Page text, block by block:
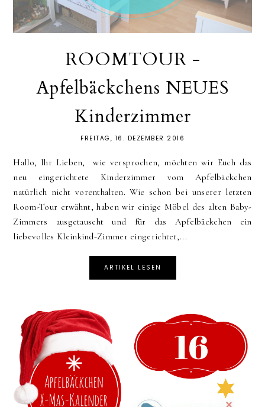
ROOMTOUR -
Apfelbäckchens NEUES
Kinderzimmer
FREITAG, 16. DEZEMBER 2016
Hallo, Ihr Lieben, wie versprochen, möchten wir Euch das
neu eingerichtete Kinderzimmer vom Apfelbäckchen
natürlich nicht vorenthalten. Wie schon bei unserer letzten
Room-Tour erwähnt, haben wir einige Möbel des alten Baby-
Zimmers ausgetauscht und für das Apfelbäckchen ein
liebevolles Kleinkind-Zimmer eingerichtet,...
ARTIKEL LESEN